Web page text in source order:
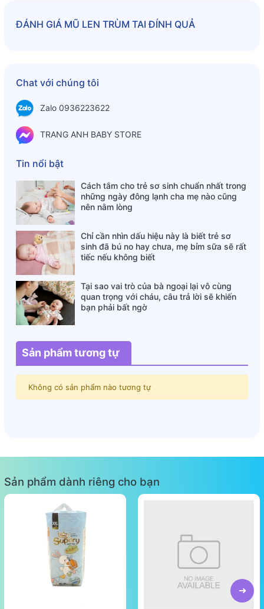
ĐÁNH GIÁ MŨ LEN TRÙM TAI ĐÍNH QUẢ
Chat với chúng tôi
Zalo 0936223622
TRANG ANH BABY STORE
Tin nổi bật
Cách tắm cho trẻ sơ sinh chuẩn nhất trong
những ngày đông lạnh cha mẹ nào cũng
nên nằm lòng
Chỉ cần nhìn dấu hiệu này là biết trẻ sơ
sinh đã bú no hay chưa, mẹ bỉm sữa sẽ rất
tiếc nếu không biết
Tại sao vai trò của bà ngoại lại vô cùng
quan trọng với cháu, câu trả lời sẽ khiến
bạn phải bất ngờ
Sản phẩm tương tự
Không có sản phẩm nào tương tự
Sản phẩm dành riêng cho bạn